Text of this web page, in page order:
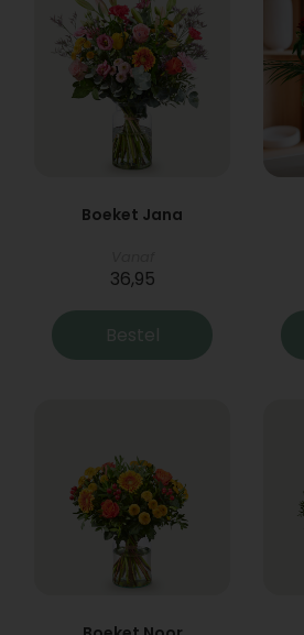
Boeket Jana
36,95
Bestel